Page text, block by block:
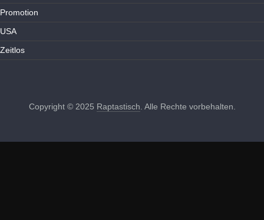
Promotion
USA
Zeitlos
Copyright © 2025 Raptastisch . Alle Rechte vorbehalten.